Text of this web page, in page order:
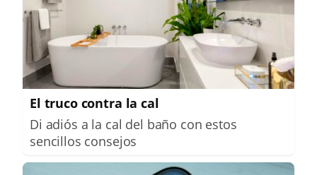
El truco contra la cal
Di adiós a la cal del baño con estos
sencillos consejos